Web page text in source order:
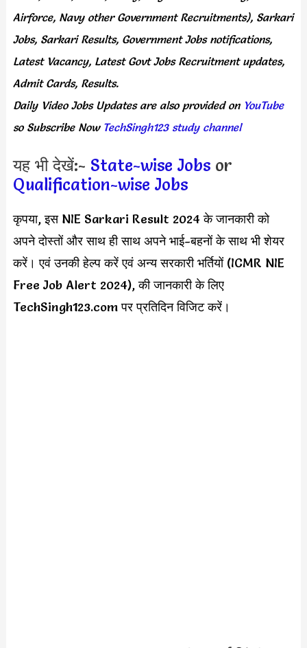
Airforce, Navy other Government Recruitments), Sarkari
Jobs, Sarkari Results, Government Jobs notifications,
Latest Vacancy, Latest Govt Jobs Recruitment updates,
Admit Cards, Results.
Daily Video Jobs Updates are also provided onYouTube
so Subscribe Now TechSingh123 study channel
यह भी देखें:- State-wise Jobs or
Qualification-wise Jobs
कृपया, इस NIE Sarkari Result 2024 के जानकारी को
अपने दोस्तों और साथ ही साथ अपने भाई-बहनों के साथ भी शेयर
करें। एवं उनकी हेल्प करें एवं अन्य सरकारी भर्तियों (ICMR NIE
Free Job Alert 2024), की जानकारी के लिए
TechSingh123.com पर प्रतिदिन विजिट करें।